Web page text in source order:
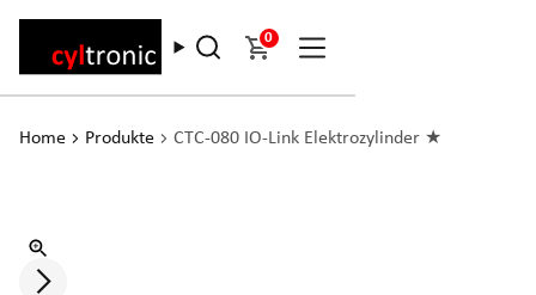
0
Home Produkte CTC-080 IO-Link Elektrozylinder ★